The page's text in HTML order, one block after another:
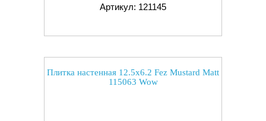
Артикул: 121145
Плитка настенная 12.5x6.2 Fez Mustard Matt
115063 Wow